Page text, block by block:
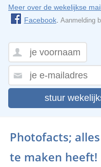
Meer over de wekelijkse
Facebook. Aanmelding
stuur
Photofacts;
te maken heeft!